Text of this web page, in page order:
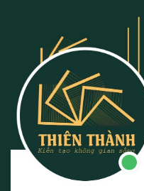
Ưu Điểm Nổi Bật Của
Màu Sắc Hiện Đại, Dễ